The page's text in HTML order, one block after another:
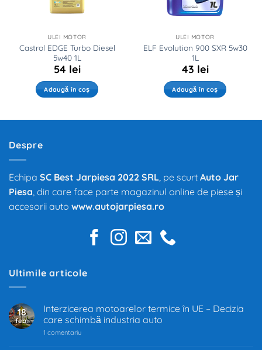
ULEI MOTOR
Castrol EDGE Turbo Diesel
5w40 1L
54 lei
Adaugă în coș
ULEI MOTOR
ELF Evolution 900 SXR 5w30
1L
43 lei
Adaugă în coș
Despre
Echipa SC Best Jarpiesa 2022 SRL , pe scurt Auto Jar
Piesa , din care face parte magazinul online de piese și
accesorii auto www.autojarpiesa.ro
Ultimile articole
18
feb.
Interzicerea motoarelor termice în UE – Decizia
care schimbă industria auto
1 comentariula